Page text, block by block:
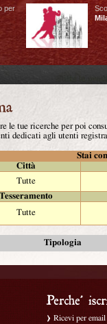
per
le tue ricerche per poi
dedicati agli utenti
Stai
Città
Tutte
Tesseramento
Tutte
Tipologia
Ricevi per